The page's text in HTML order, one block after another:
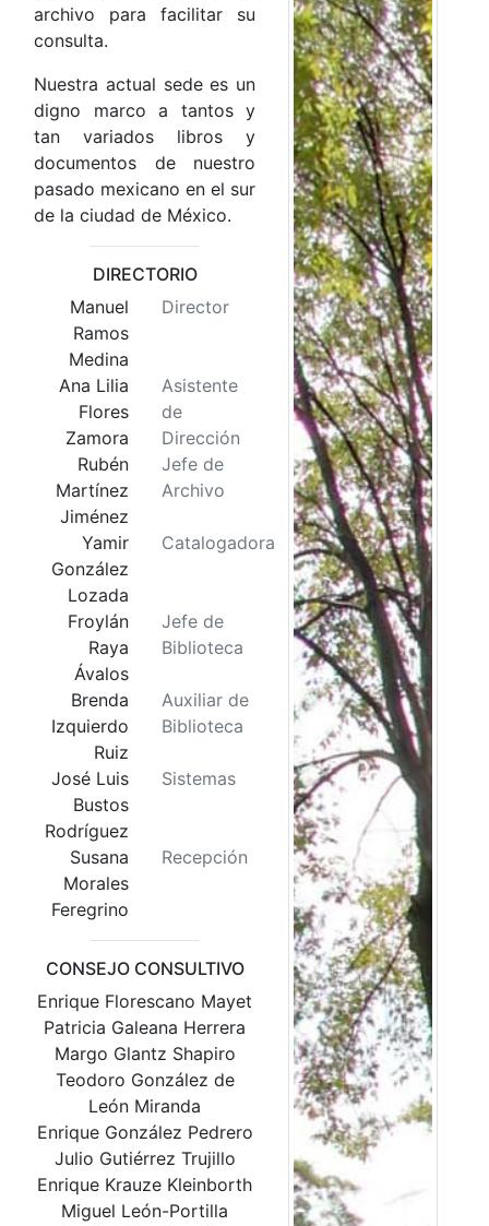
archivo para facilitar su
consulta.
Nuestra actual sede es un
digno marco a tantos y
tan variados libros y
documentos de nuestro
pasado mexicano en el sur
de la ciudad de México.
DIRECTORIO
Manuel
Ramos
Medina
Director
Ana Lilia
Flores
Zamora
Asistente
de
Dirección
Rubén
Martínez
Jiménez
Jefe de
Archivo
Yamir
González
Lozada
Catalogadora
Froylán
Raya
Ávalos
Jefe de
Biblioteca
Brenda
Izquierdo
Ruiz
Auxiliar de
Biblioteca
José Luis
Bustos
Rodríguez
Sistemas
Susana
Morales
Feregrino
Recepción
CONSEJO CONSULTIVO
Enrique Florescano Mayet
Patricia Galeana Herrera
Margo Glantz Shapiro
Teodoro González de
León Miranda
Enrique González Pedrero
Julio Gutiérrez Trujillo
Enrique Krauze Kleinborth
Miguel León-Portilla